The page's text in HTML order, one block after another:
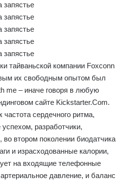
тайваньской компании Foxconn
их свободным опытом был
me – иначе говоря в любую
сайте Kickstarter.Com.
сердечного ритма,
разработчики,
втором поколении биодатчика
и израсходованные калории,
на входящие телефонные
давление, и баланс